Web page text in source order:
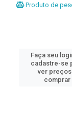
Produto de
Faça seu
cadastre-se
ver preços
comprar